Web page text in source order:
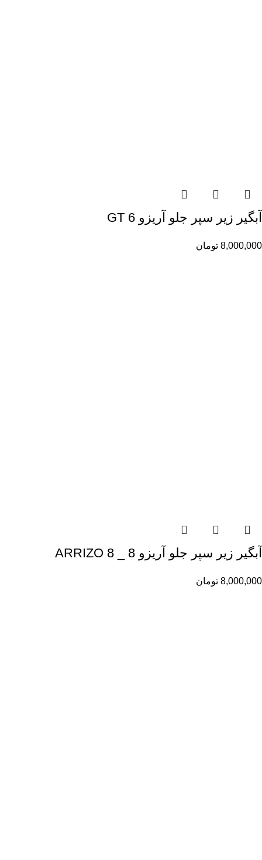
آبگیر زیر سپر جلو آریزو 6 GT
8,000,000 تومان
آبگیر زیر سپر جلو آریزو 8 _ ARRIZO 8
8,000,000 تومان